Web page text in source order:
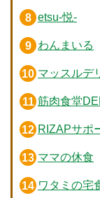
etsu-悦-
わんまいる
マッスルデ
筋肉食堂
RIZAPサポ
ママの休食
ワタミの宅